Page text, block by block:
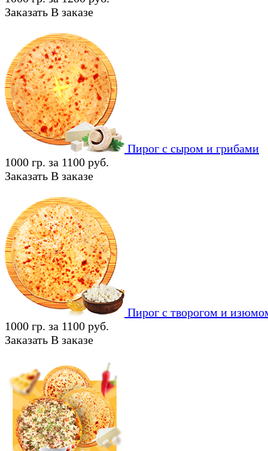
Заказать В заказе
Пирог с сыром и грибами
1000 гр. за 1100 руб.
Заказать В заказе
Пирог с творогом и
1000 гр. за 1100 руб.
Заказать В заказе